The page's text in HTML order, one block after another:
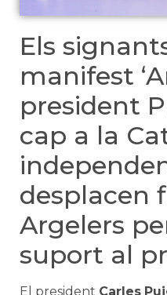
Els
manifest
president
cap a la
desplacen
Argelers
suport al
El president Carles